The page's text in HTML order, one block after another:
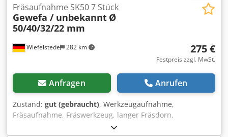
Wiefelstede 282 km
Fräsaufnahme SK50 7 Stück
Gewefa / unbekannt Ø
50/40/32/22 mm
275 €
Festpreis zzgl. MwSt.
Anfragen Anrufen
Zustand: gut (gebraucht), Werkzeugaufnahme,
Fräsaufnahme, Fräswerkzeug, langer Fräsdorn,
Aufsteckhalter, Messerkopfaufnahme, Messerkopf-